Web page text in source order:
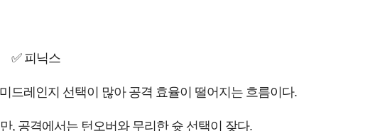
✅ 피닉스
드레인지 선택이 많아 공격 효율이 떨어지는 흐름이다.
, 공격에서는 턴오버와 무리한 슛 선택이 잦다.